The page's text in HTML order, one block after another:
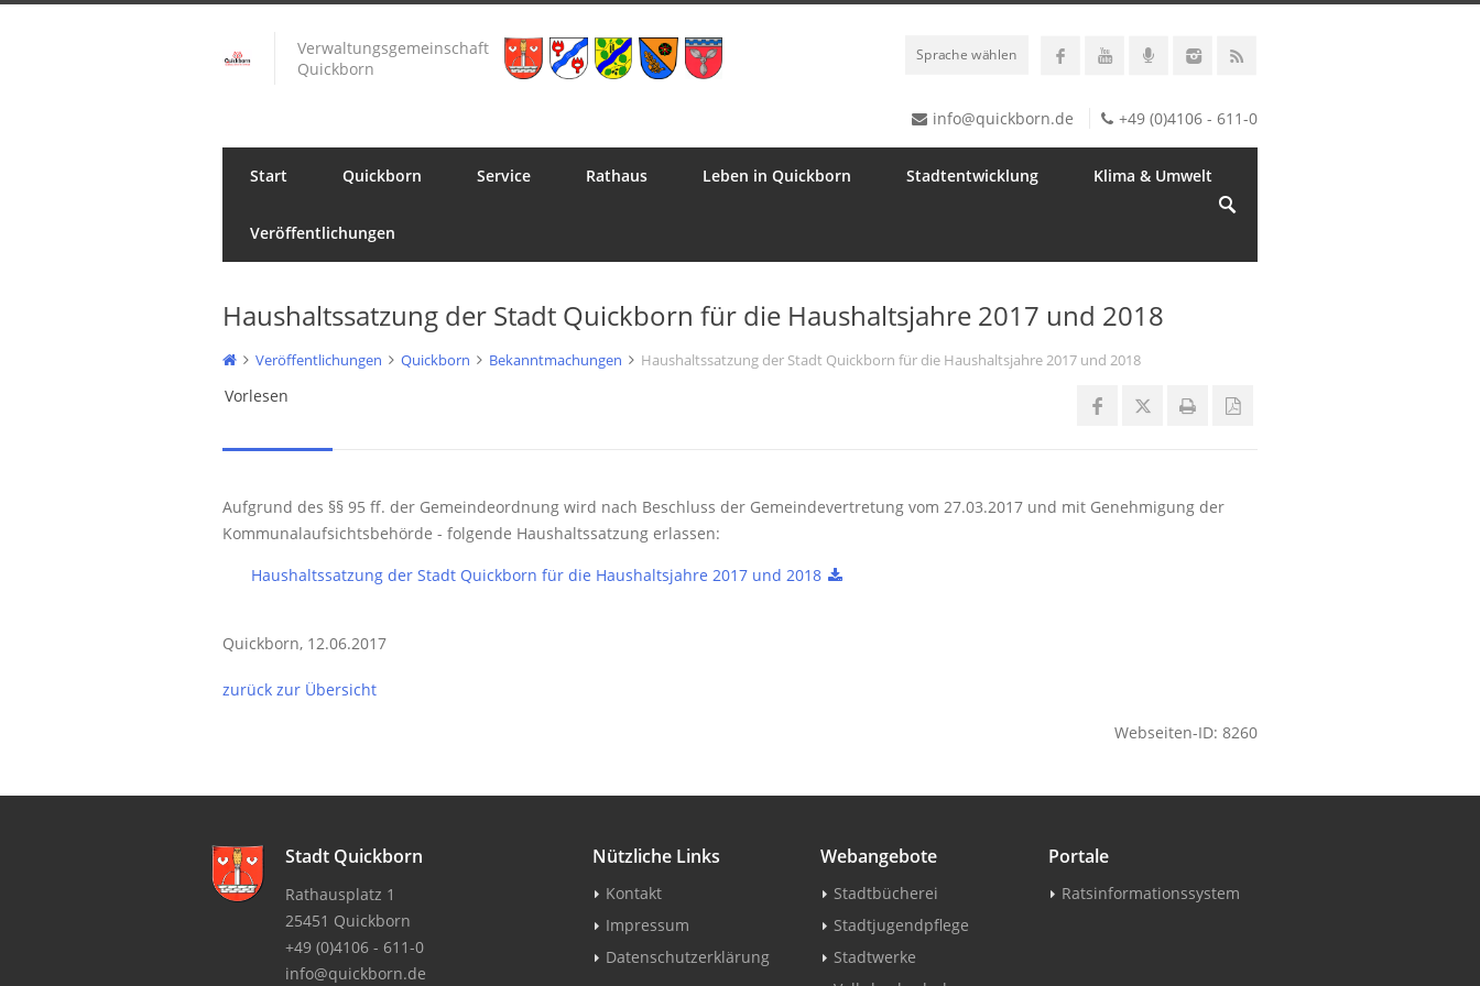
Verwaltungsgemeinschaft
Quickborn
Sprache wählen
info@quickborn.de +49 (0)4106 - 611-0
Start Quickborn Service Rathaus Leben in Quickborn Stadtentwicklung Klima & Umwelt
Veröffentlichungen
Haushaltssatzung der Stadt Quickborn für die Haushaltsjahre 2017 und 2018
Veröffentlichungen Quickborn Bekanntmachungen Haushaltssatzung der Stadt Quickborn für die Haushaltsjahre 2017 und 2018
Vorlesen
Aufgrund des §§ 95 ff. der Gemeindeordnung wird nach Beschluss der Gemeindevertretung vom 27.03.2017 und mit Genehmigung der
Kommunalaufsichtsbehörde - folgende Haushaltssatzung erlassen:
Haushaltssatzung der Stadt Quickborn für die Haushaltsjahre 2017 und 2018
Quickborn, 12.06.2017
zurück zur Übersicht
Webseiten-ID: 8260
Stadt Quickborn
Rathausplatz 1
25451 Quickborn
+49 (0)4106 - 611-0
info@quickborn.de
Nützliche Links
Kontakt
Impressum
Datenschutzerklärung
Webangebote
Stadtbücherei
Stadtjugendpflege
Stadtwerke
Portale
Ratsinformationssystem